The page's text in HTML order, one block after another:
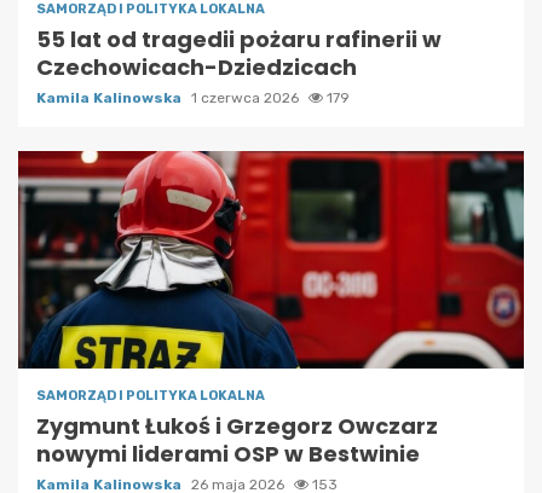
SAMORZĄD I POLITYKA LOKALNA
55 lat od tragedii pożaru rafinerii w
Czechowicach-Dziedzicach
Kamila Kalinowska 1 czerwca 2026 179
SAMORZĄD I POLITYKA LOKALNA
Zygmunt Łukoś i Grzegorz Owczarz
nowymi liderami OSP w Bestwinie
Kamila Kalinowska 26 maja 2026 153